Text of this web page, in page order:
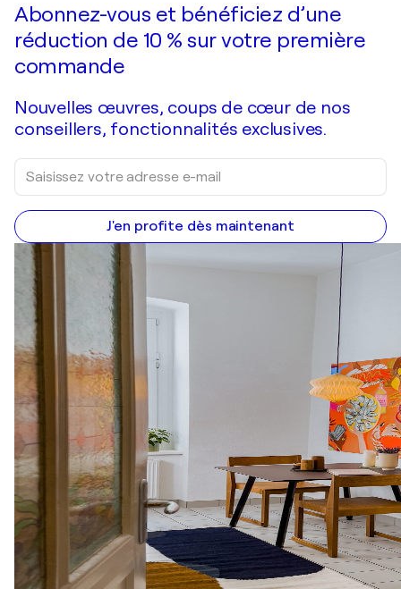
Abonnez-vous et bénéficiez d’une
réduction de 10 % sur votre première
commande
Nouvelles œuvres, coups de cœur de nos
conseillers, fonctionnalités exclusives.
J'en profite dès maintenant